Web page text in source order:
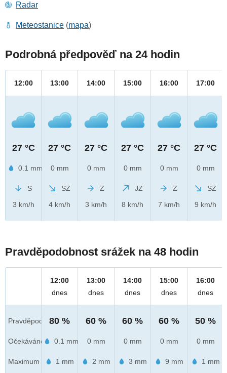
Radar
Meteostanice (mapa)
Podrobná předpověď na 24 hodin
12:00
27 °C
0.1 mm
S
3 km/h
13:00
27 °C
0 mm
SZ
4 km/h
14:00
27 °C
0 mm
Z
3 km/h
15:00
27 °C
0 mm
JZ
8 km/h
16:00
27 °C
0 mm
Z
7 km/h
17:00
27 °C
0 mm
SZ
9 km/h
Pravděpodobnost srážek na 48 hodin
Pravděpod.
Očekáváno
Maximum
12:00
dnes
80 %
0.1 mm
1 mm
13:00
dnes
60 %
0 mm
2 mm
14:00
dnes
60 %
0 mm
3 mm
15:00
dnes
60 %
0 mm
9 mm
16:00
dnes
50 %
0 mm
1 mm